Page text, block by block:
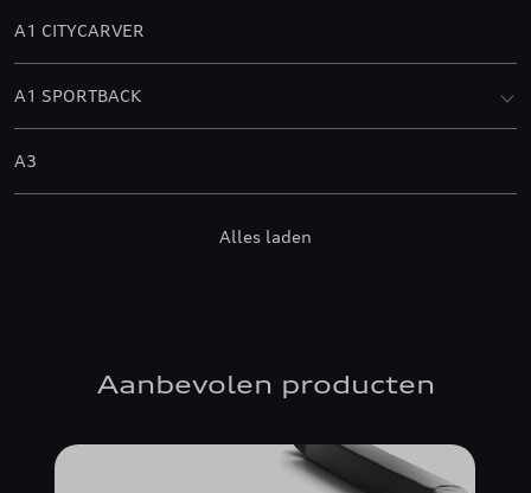
A1 CITYCARVER
A1 SPORTBACK
A3
Alles laden
Aanbevolen producten